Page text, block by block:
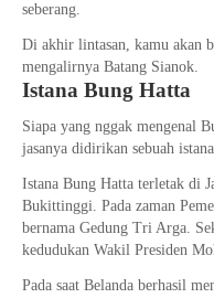
seberang.
Di akhir lintasan, kamu akan
mengalirnya Batang Sianok.
Istana Bung Hatta
Siapa yang nggak mengenal
jasanya didirikan sebuah
Istana Bung Hatta terletak di
Bukittinggi. Pada zaman
bernama Gedung Tri Arga.
kedudukan Wakil Presiden
Pada saat Belanda berhasil